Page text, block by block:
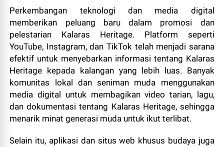
Perkembangan teknologi dan media digital
memberikan peluang baru dalam promosi dan
pelestarian Kalaras Heritage. Platform seperti
YouTube, Instagram, dan TikTok telah menjadi sarana
efektif untuk menyebarkan informasi tentang Kalaras
Heritage kepada kalangan yang lebih luas. Banyak
komunitas lokal dan seniman muda menggunakan
media digital untuk membagikan video tarian, lagu,
dan dokumentasi tentang Kalaras Heritage, sehingga
menarik minat generasi muda untuk ikut terlibat.
Selain itu, aplikasi dan situs web khusus budaya juga